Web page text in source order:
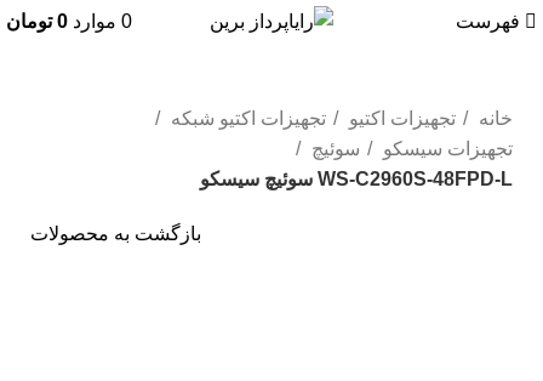
فهرست 0 موارد 0 تومان
خانه تجهیزات اکتیو
تجهیزات اکتیو شبکه
تجهیزات سیسکو
سوئیچ
WS-C2960S-48FPD-L سوئیچ سیسکو
بازگشت به محصولات